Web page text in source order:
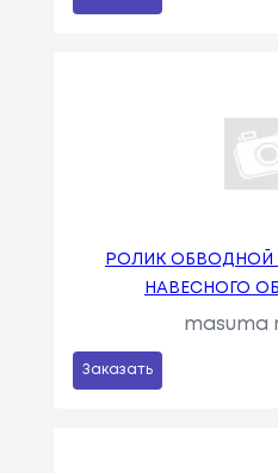
РОЛИК ОБВОДНОЙ
НАВЕСНОГО
masuma
Заказать